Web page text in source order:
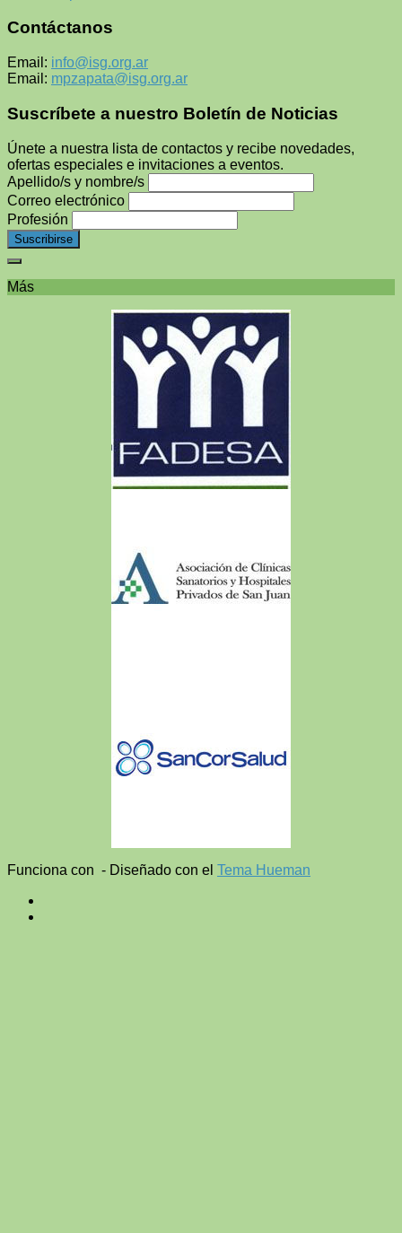
Contáctanos
Email: info@isg.org.ar
Email: mpzapata@isg.org.ar
Suscríbete a nuestro Boletín de Noticias
Únete a nuestra lista de contactos y recibe novedades,
ofertas especiales e invitaciones a eventos.
Apellido/s y nombre/s
Correo electrónico
Profesión
Más
Funciona con - Diseñado con el Tema Hueman